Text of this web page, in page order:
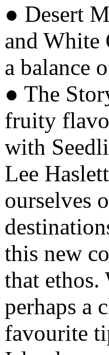
● Desert
and White
a balance
● The
fruity
with
Lee
ourselves
this new
that ethos.
perhaps a
favourite